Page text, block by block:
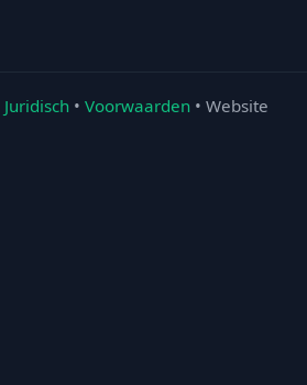
Juridisch • Voorwaarden • Website